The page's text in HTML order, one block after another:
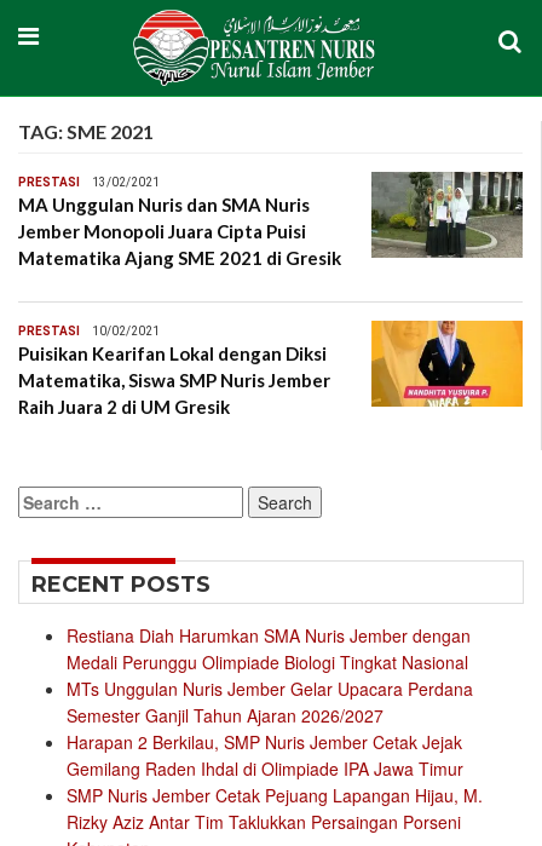
TAG:SME 2021
PRESTASI 13/02/2021
MA Unggulan Nuris dan SMA Nuris
Jember Monopoli Juara Cipta Puisi
Matematika Ajang SME 2021 di Gresik
PRESTASI 10/02/2021
Puisikan Kearifan Lokal dengan Diksi
Matematika, Siswa SMP Nuris Jember
Raih Juara 2 di UM Gresik
Search
for:
RECENT POSTS
Restiana Diah Harumkan SMA Nuris Jember dengan
Medali Perunggu Olimpiade Biologi Tingkat Nasional
MTs Unggulan Nuris Jember Gelar Upacara Perdana
Semester Ganjil Tahun Ajaran 2026/2027
Harapan 2 Berkilau, SMP Nuris Jember Cetak Jejak
Gemilang Raden Ihdal di Olimpiade IPA Jawa Timur
SMP Nuris Jember Cetak Pejuang Lapangan Hijau, M.
Rizky Aziz Antar Tim Taklukkan Persaingan Porseni